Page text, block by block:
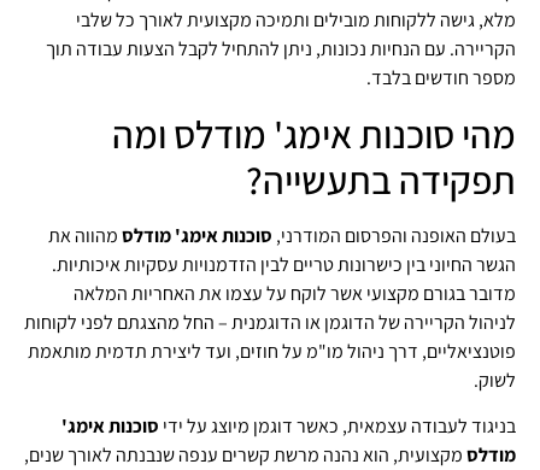
מלא, גישה ללקוחות מובילים ותמיכה מקצועית לאורך כל שלבי
הקריירה. עם הנחיות נכונות, ניתן להתחיל לקבל הצעות עבודה תוך
מספר חודשים בלבד.
מהי סוכנות אימג' מודלס ומה
תפקידה בתעשייה?
בעולם האופנה והפרסום המודרני, סוכנות אימג' מודלסמהווה את
הגשר החיוני בין כישרונות טריים לבין הזדמנויות עסקיות איכותיות.
מדובר בגורם מקצועי אשר לוקח על עצמו את האחריות המלאה
לניהול הקריירה של הדוגמן או הדוגמנית – החל מהצגתם לפני לקוחות
פוטנציאליים, דרך ניהול מו"מ על חוזים, ועד ליצירת תדמית מותאמת
לשוק.
בניגוד לעבודה עצמאית, כאשר דוגמן מיוצג על ידי סוכנות אימג'
מודלסמקצועית, הוא נהנה מרשת קשרים ענפה שנבנתה לאורך שנים,